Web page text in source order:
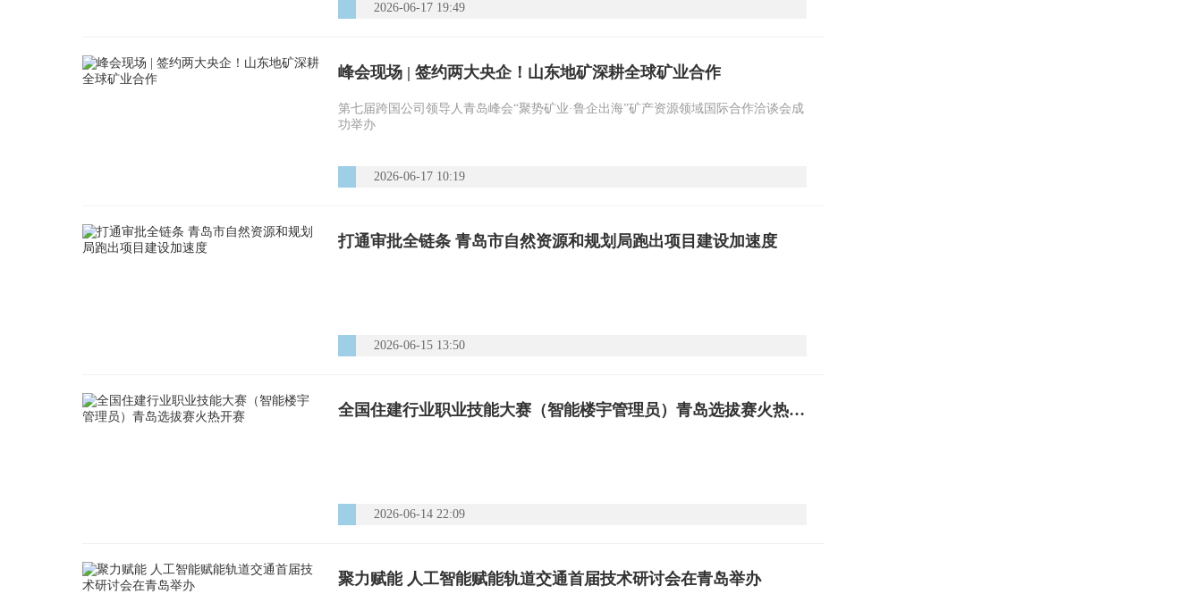
2026-06-17 19:49
峰会现场 | 签约两大央企！山东地矿深耕全球矿业合作
第七届跨国公司领导人青岛峰会“聚势矿业·鲁企出海”矿产资源领域国际合作洽谈会成
功举办
2026-06-17 10:19
打通审批全链条 青岛市自然资源和规划局跑出项目建设加速度
2026-06-15 13:50
全国住建行业职业技能大赛（智能楼宇管理员）青岛选拔赛火热开赛
2026-06-14 22:09
聚力赋能 人工智能赋能轨道交通首届技术研讨会在青岛举办